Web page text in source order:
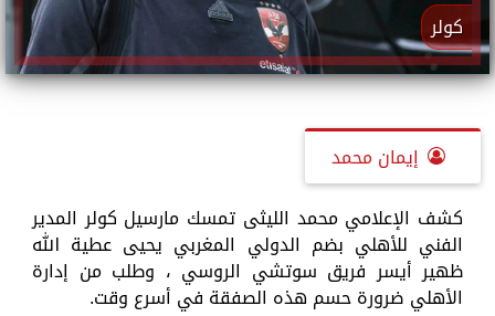
كولر
إيمان محمد
كشف الإعلامي محمد الليثى تمسك مارسيل كولر المدير
الفني للأهلي بضم الدولي المغربي يحيى عطية الله
ظهير أيسر فريق سوتشي الروسي ، وطلب من إدارة
الأهلي ضرورة حسم هذه الصفقة في أسرع وقت.